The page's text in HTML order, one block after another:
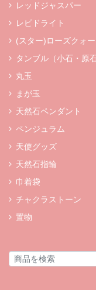
レッドジャスパー
レピドライト
(スター)ローズクォ
タンブル（小石・原石
丸玉
まが玉
天然石ペンダント
ペンジュラム
天使グッズ
天然石指輪
巾着袋
チャクラストーン
置物